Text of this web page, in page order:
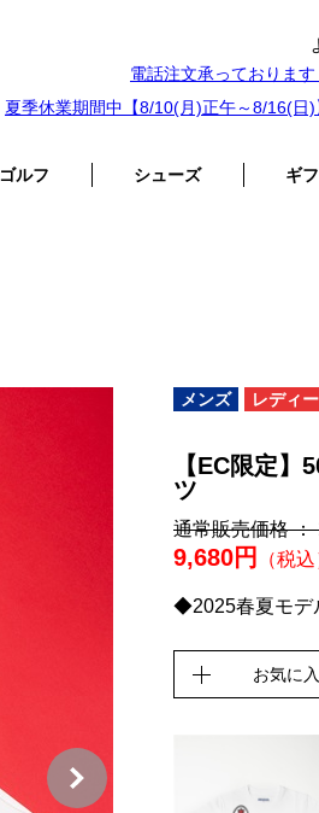
電話注文承っておりま
夏季休業期間中【8/10(月)正午～8/16(日
ゴルフ シューズ ギ
メンズ レディ
【EC限定
ツ
通常販売価格 ：
9,680円 （税込
◆2025春夏モデ
お気に